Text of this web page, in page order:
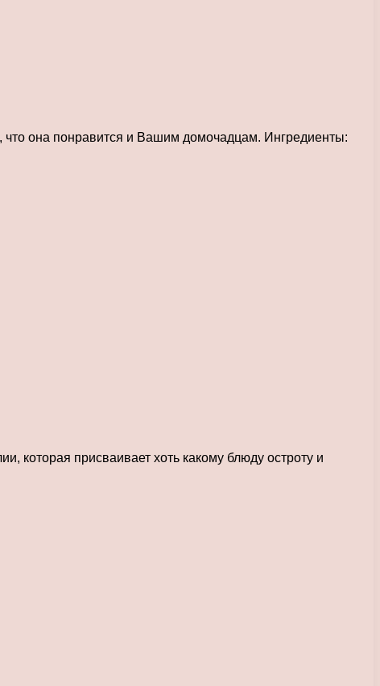
что она понравится и Вашим домочадцам. Ингредиенты:
которая присваивает хоть какому блюду остроту и